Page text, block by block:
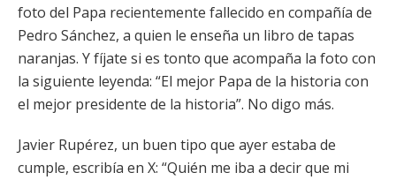
foto del Papa recientemente fallecido en compañía de
Pedro Sánchez, a quien le enseña un libro de tapas
naranjas. Y fíjate si es tonto que acompaña la foto con
la siguiente leyenda: “El mejor Papa de la historia con
el mejor presidente de la historia”. No digo más.
Javier Rupérez, un buen tipo que ayer estaba de
cumple, escribía en X: “Quién me iba a decir que mi